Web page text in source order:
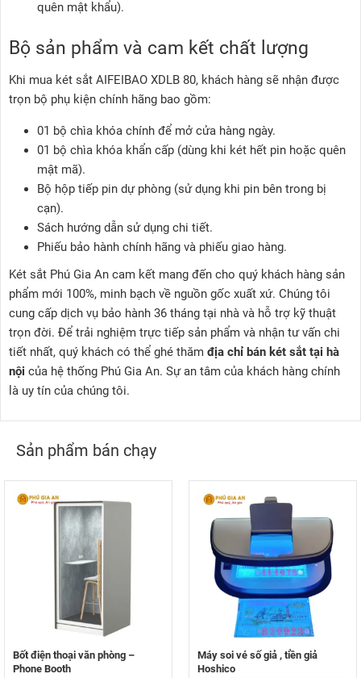
quên mật khẩu).
Bộ sản phẩm và cam kết chất lượng
Khi mua két sắt AIFEIBAO XDLB 80, khách hàng sẽ nhận được
trọn bộ phụ kiện chính hãng bao gồm:
01 bộ chìa khóa chính để mở cửa hàng ngày.
01 bộ chìa khóa khẩn cấp (dùng khi két hết pin hoặc quên
mật mã).
Bộ hộp tiếp pin dự phòng (sử dụng khi pin bên trong bị
cạn).
Sách hướng dẫn sử dụng chi tiết.
Phiếu bảo hành chính hãng và phiếu giao hàng.
Két sắt Phú Gia An cam kết mang đến cho quý khách hàng sản
phẩm mới 100%, minh bạch về nguồn gốc xuất xứ. Chúng tôi
cung cấp dịch vụ bảo hành 36 tháng tại nhà và hỗ trợ kỹ thuật
trọn đời. Để trải nghiệm trực tiếp sản phẩm và nhận tư vấn chi
tiết nhất, quý khách có thể ghé thăm địa chỉ bán két sắt tại hà
nội của hệ thống Phú Gia An. Sự an tâm của khách hàng chính
là uy tín của chúng tôi.
Sản phẩm bán chạy
Bốt điện thoại văn phòng –
Phone Booth
Máy soi vé số giả , tiền giả
Hoshico